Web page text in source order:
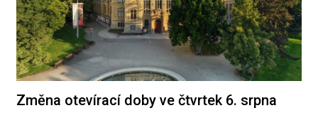
Změna otevírací doby ve čtvrtek 6. srpna